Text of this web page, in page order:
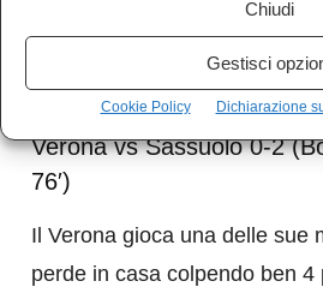
Chiudi
Gestisci
Cookie Policy Dichiarazione
Verona vs Sassuolo 0-2
76′)
Il Verona gioca una delle sue
perde in casa colpendo ben 4